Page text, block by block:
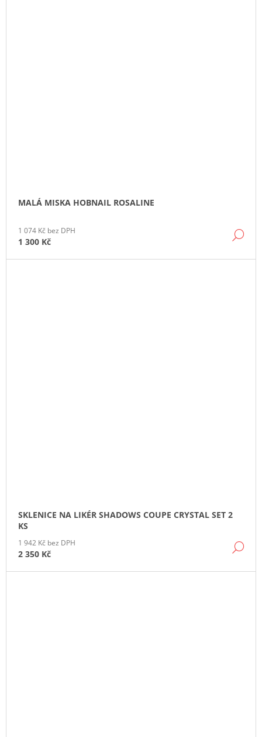
MALÁ MISKA HOBNAIL ROSALINE
1 074 Kč bez DPH
1 300 Kč
SKLENICE NA LIKÉR SHADOWS COUPE CRYSTAL SET 2
KS
1 942 Kč bez DPH
2 350 Kč